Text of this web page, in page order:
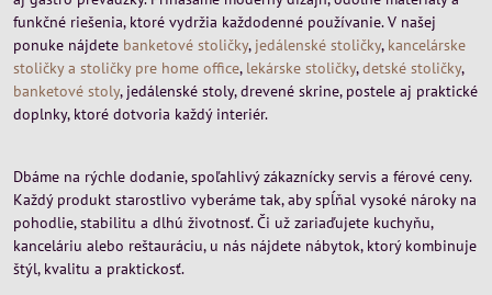
funkčné riešenia, ktoré vydržia každodenné používanie. V našej
ponuke nájdete banketové stoličky, jedálenské stoličky, kancelárske
stoličky a stoličky pre home office, lekárske stoličky,detské stoličky,
banketové stoly, jedálenské stoly, drevené skrine, postele aj praktické
doplnky, ktoré dotvoria každý interiér.
Dbáme na rýchle dodanie, spoľahlivý zákaznícky servis a férové ceny.
Každý produkt starostlivo vyberáme tak, aby spĺňal vysoké nároky na
pohodlie, stabilitu a dlhú životnosť. Či už zariaďujete kuchyňu,
kanceláriu alebo reštauráciu, u nás nájdete nábytok, ktorý kombinuje
štýl, kvalitu a praktickosť.